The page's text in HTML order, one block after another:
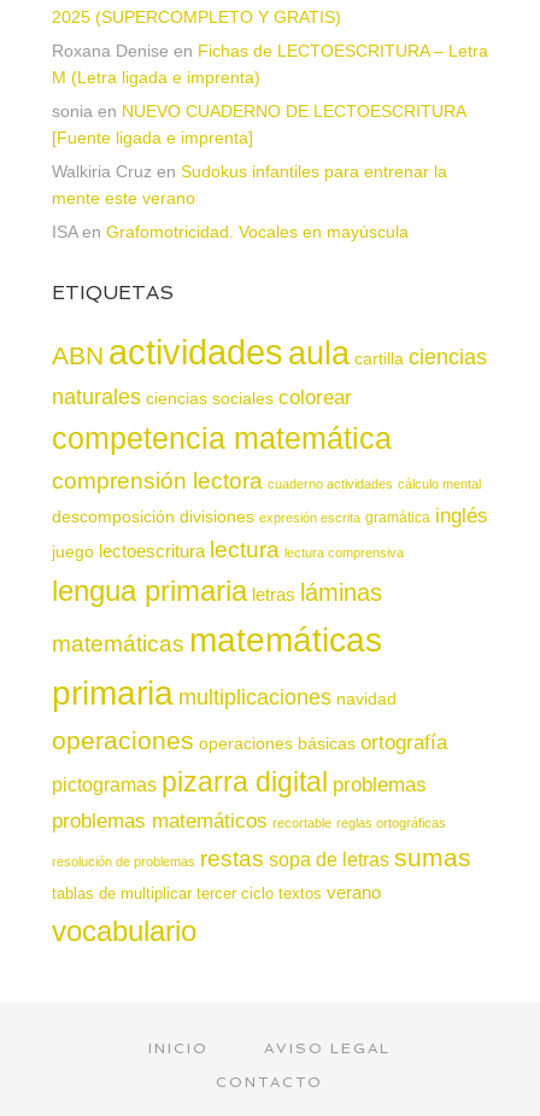
2025 (SUPERCOMPLETO Y GRATIS)
Roxana Denise en Fichas de LECTOESCRITURA – Letra
M (Letra ligada e imprenta)
sonia en NUEVO CUADERNO DE LECTOESCRITURA
[Fuente ligada e imprenta]
Walkiria Cruz en Sudokus infantiles para entrenar la
mente este verano
ISAen Grafomotricidad. Vocales en mayúscula
ETIQUETAS
ABN actividadesaula cartilla ciencias
naturales ciencias sociales colorear
competencia matemática
comprensión lectora cuaderno actividades cálculo mental
descomposición divisiones expresión escrita gramática inglés
juego lectoescritura lectura lectura comprensiva
lengua primaria letras láminas
matemáticas matemáticas
primaria multiplicaciones navidad
operaciones operaciones básicas ortografía
pictogramas pizarra digital problemas
problemas matemáticos recortable reglas ortográficas
resolución de problemas restas sopa de letras sumas
tablas de multiplicar tercer ciclo textos verano
vocabulario
INICIO
AVISO LEGAL
CONTACTO